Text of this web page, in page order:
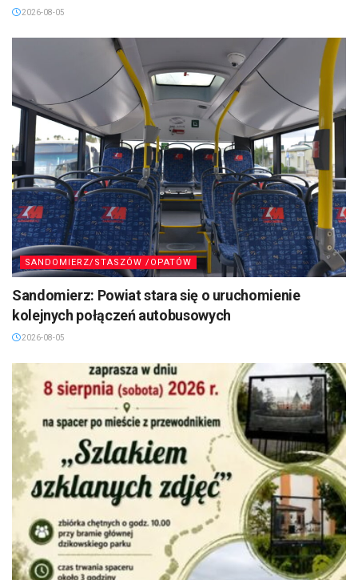
2026-08-05
SANDOMIERZ/STASZÓW /OPATÓW
Sandomierz: Powiat stara się o uruchomienie
kolejnych połączeń autobusowych
2026-08-05